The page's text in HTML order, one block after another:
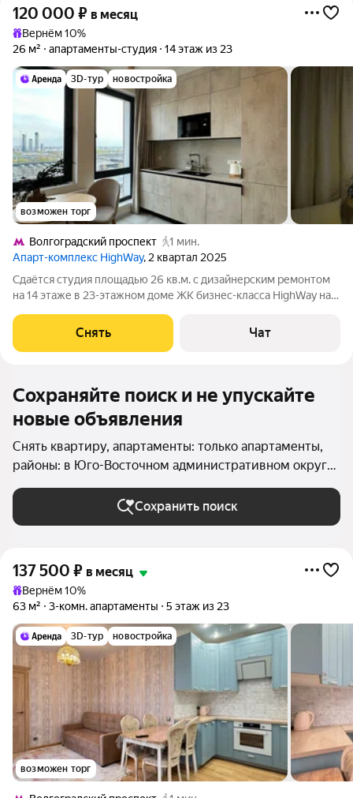
120 000 ₽ в месяц
Вернём 10%
26 м²
апартаменты-студия 14 этаж из 23
3D-тур новостройка
возможен торг
Волгоградский проспект
1 мин.
Апарт-комплекс HighWay, 2 квартал 2025
Сдаётся студия площадью 26 кв.м. с дизайнерским ремонтом
на 14 этаже в 23-этажном доме ЖК бизнес-класса HighWay на
круговая шумоизоляция (пол, потолок, стены) и заменены окна
от застройщика на
Снять Чат
Сохраняйте поиск и не упускайте
новые объявления
Снять квартиру, апартаменты: только апартаменты,
районы: в Юго-Восточном административном округе
в Москве и МО
Сохранить поиск
137 500 ₽ в месяц
Вернём 10%
63 м²
3-комн. апартаменты 5 этаж из 23
3D-тур новостройка
возможен торг